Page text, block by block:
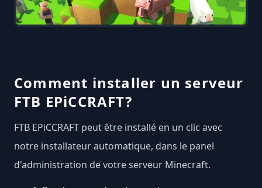
Comment installer un serveur
FTB EPiCCRAFT?
FTB EPiCCRAFT peut être installé en un clic avec
notre installateur automatique, dans le panel
d'administration de votre serveur Minecraft.